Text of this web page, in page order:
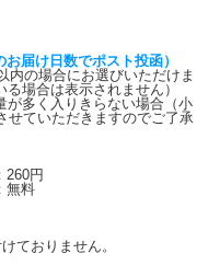
届け日数でポスト投函）
内の場合にお選びいただけま
場合は表示されません）
が多く入りきらない場合（小
せていただきますのでご了承
260円
無料
ておりません。